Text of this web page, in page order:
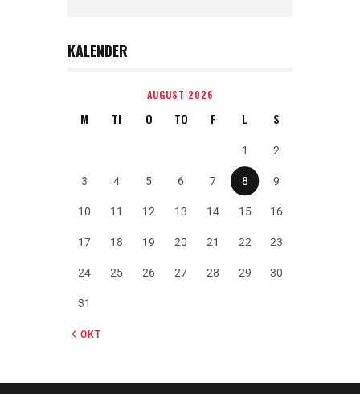
KALENDER
AUGUST 2026
M TI O TO F L S
1 2
3 4 5 6 7 8 9
10 11 12 13 14 15 16
17 18 19 20 21 22 23
24 25 26 27 28 29 30
31
« OKT